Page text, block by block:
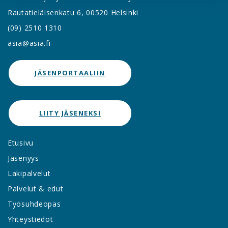
Rautatieläisenkatu 6, 00520 Helsinki
(09) 2510 1310
asia@asia.fi
JÄSENPORTAALIIN
LIITY JÄSENEKSI
Etusivu
Jäsenyys
Lakipalvelut
Palvelut & edut
Työsuhdeopas
Yhteystiedot